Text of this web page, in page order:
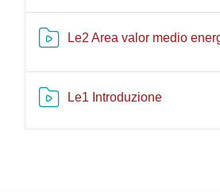
Le2 Area valor medio
Le1 IntroduzioneRisorsa